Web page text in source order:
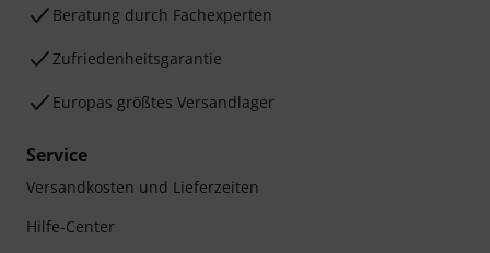
Beratung durch Fachexperten
Zufriedenheitsgarantie
Europas größtes Versandlager
Service
Versandkosten und Lieferzeiten
Hilfe-Center